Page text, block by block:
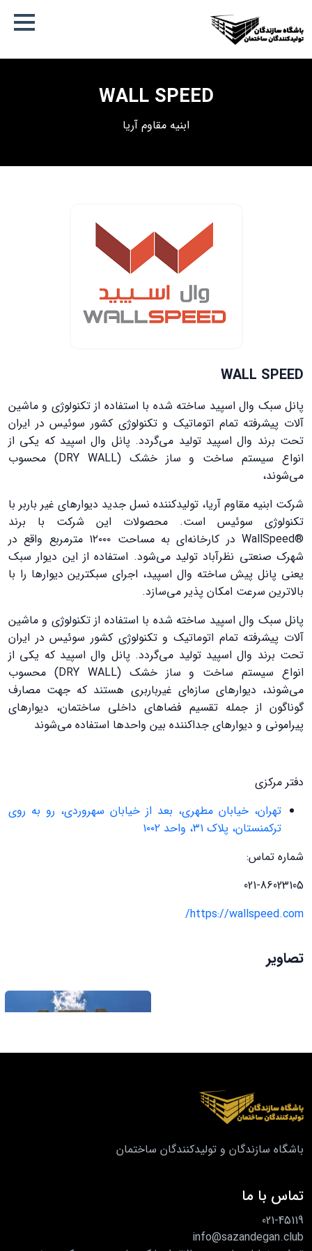
WALL SPEED
ابنیه مقاوم آریا
WALL SPEED
پانل سبک وال اسپید ساخته شده با استفاده از تکنولوژی و ماشین
آلات پیشرفته تمام اتوماتیک و تکنولوژی کشور سوئیس در ایران
تحت برند وال اسپید تولید می‌گردد. پانل وال اسپید که یکی از
انواع سیستم ساخت و ساز خشک (DRY WALL) محسوب
می‌شوند،
شرکت ابنیه مقاوم آریا، تولیدکننده نسل جدید دیوارهای غیر باربر با
تکنولوژی سوئیس است. محصولات این شرکت با برند
®WallSpeed در کارخانه‌ای به مساحت ۱۲۰۰۰ مترمربع واقع در
شهرک صنعتی نظرآباد تولید می‌شود. استفاده از این دیوار سبک
یعنی پانل پیش ساخته وال اسپید، اجرای سبکترین دیوارها را با
بالاترین سرعت امکان پذیر می‌سازد.
پانل سبک وال اسپید ساخته شده با استفاده از تکنولوژی و ماشین
آلات پیشرفته تمام اتوماتیک و تکنولوژی کشور سوئیس در ایران
تحت برند وال اسپید تولید می‌گردد. پانل وال اسپید که یکی از
انواع سیستم ساخت و ساز خشک (DRY WALL) محسوب
می‌شوند، دیوارهای سازه‌ای غیرباربری هستند که جهت مصارف
گوناگون از جمله تقسیم فضاهای داخلی ساختمان، دیوارهای
پیرامونی و دیوارهای جداکننده بین واحدها استفاده می‌شوند
دفتر مرکزی
تهران، خیابان مطهری، بعد از خیابان سهروردی، رو به روی
ترکمنستان، پلاک ۳۱، واحد ۱۰۰۲
شماره تماس:
021-86023105
https://wallspeed.com/
تصاویر
باشگاه سازندگان و تولیدکنندگان ساختمان
تماس با ما
021-45119
info@sazandegan.club